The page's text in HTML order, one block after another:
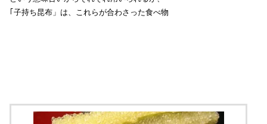
｢子持ち昆布」は、これらが合わさった食べ物